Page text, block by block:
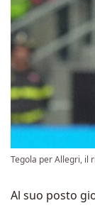
Tegola per Allegri, il
Al suo posto